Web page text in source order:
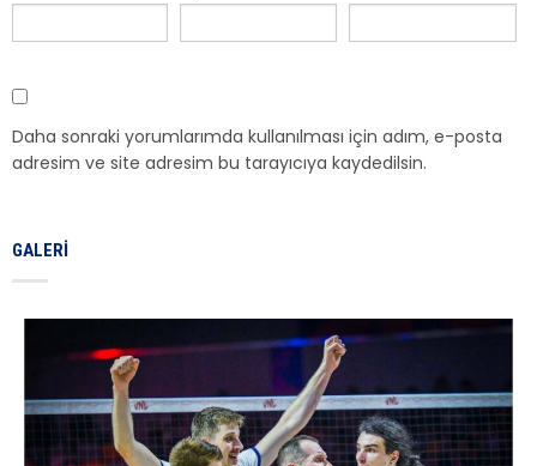
Daha sonraki yorumlarımda kullanılması için adım, e-posta
adresim ve site adresim bu tarayıcıya kaydedilsin.
GALERI